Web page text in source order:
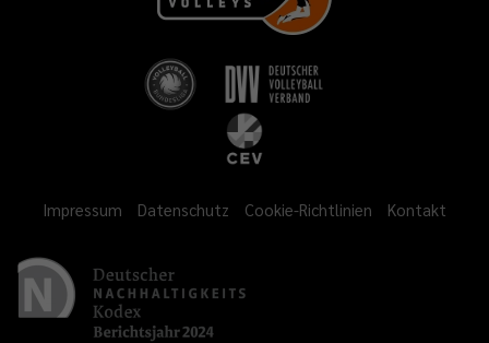
Impressum Datenschutz Cookie-Richtlinien Kontakt